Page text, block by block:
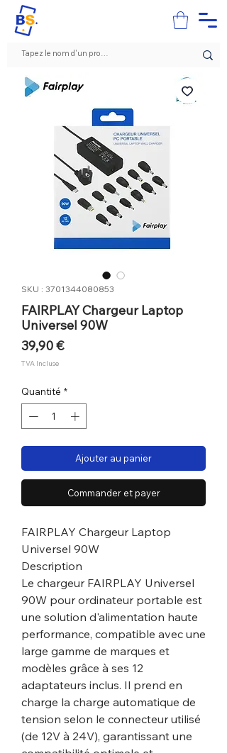
SKU : 3701344080853
FAIRPLAY Chargeur Laptop
Universel 90W
39,90 €Prix
TVA Incluse
Quantité *
Ajouter au panier
Commander et payer
FAIRPLAY Chargeur Laptop
Universel 90W
Description
Le chargeur FAIRPLAY Universel
90W pour ordinateur portable est
une solution d'alimentation haute
performance, compatible avec une
large gamme de marques et
modèles grâce à ses 12
adaptateurs inclus. Il prend en
charge la charge automatique de
tension selon le connecteur utilisé
(de 12V à 24V), garantissant une